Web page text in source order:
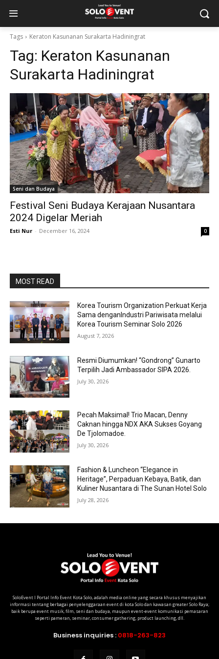
Tags Keraton Kasunanan Surakarta Hadiningrat
Tag: Keraton Kasunanan
Surakarta Hadiningrat
Seni dan Budaya
Festival Seni Budaya Kerajaan Nusantara
2024 Digelar Meriah
Esti Nur - December 16, 2024 0
MOST READ
Korea Tourism Organization Perkuat Kerja
Sama denganIndustri Pariwisata melalui
Korea Tourism Seminar Solo 2026
August 7, 2026
Resmi Diumumkan! “Gondrong” Gunarto
Terpilih Jadi Ambassador SIPA 2026.
July 30, 2026
Pecah Maksimal! Trio Macan, Denny
Caknan hingga NDX AKA Sukses Goyang
De Tjolomadoe.
July 30, 2026
Fashion & Luncheon “Elegance in
Heritage”, Perpaduan Kebaya, Batik, dan
Kuliner Nusantara di The Sunan Hotel Solo
July 28, 2026
SoloEvent I Portal Info Event Kota Solo, adalah media online yang secara khusus menyajikan
informasi tentang berbagai penyelenggaraan event di kota Solo dan kawasan greater Solo Raya;
baik berupa event musik, film, seni dan budaya, maupun event-event komunikasi pemasaran
seperti pameran, seminar, consumer gathering, product launching, dll.
Business inquiries : 0818-263-823